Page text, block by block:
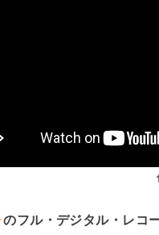
のフル・デジタル・レコ